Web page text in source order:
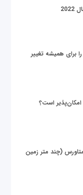
برای همیشه تغییر
امکان‌پذیر است؟
در متاورس (چند متر زمین